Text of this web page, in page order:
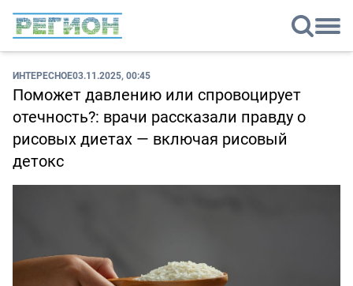
ИНТЕРЕСНОЕ03.11.2025, 00:45
Поможет давлению или спровоцирует
отечность?: врачи рассказали правду о
рисовых диетах — включая рисовый
детокс